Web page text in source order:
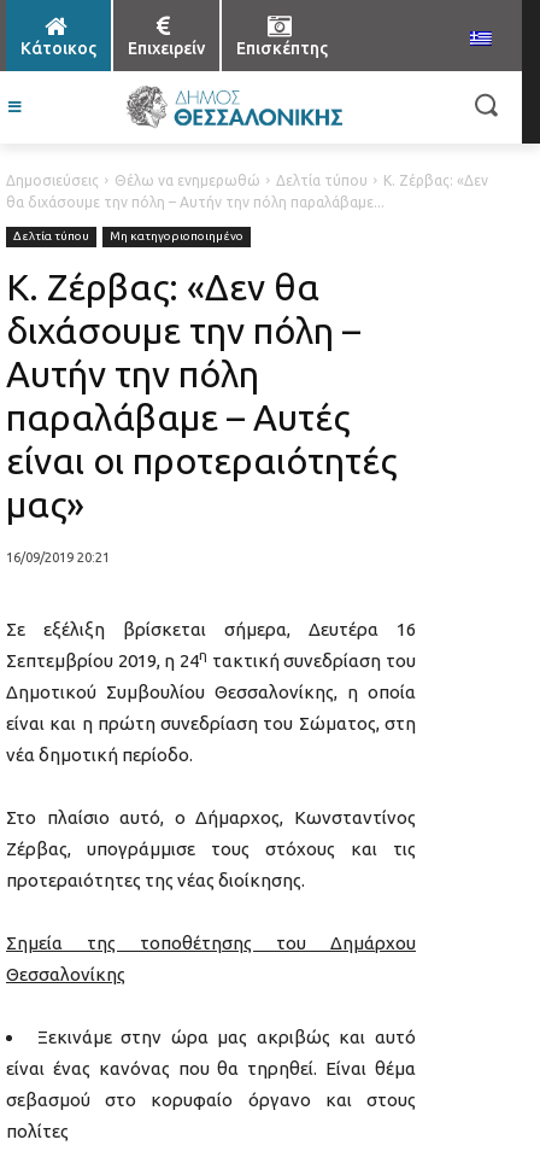
Κάτοικος Επιχειρείν Επισκέπτης
Δημοσιεύσεις Θέλω να ενημερωθώ Δελτία τύπου
Κ. Ζέρβας: «Δεν
θα διχάσουμε την πόλη – Αυτήν την πόλη παραλάβαμε...
Δελτία τύπου Μη κατηγοριοποιημένο
Κ. Ζέρβας: «Δεν θα
διχάσουμε την πόλη –
Αυτήν την πόλη
παραλάβαμε – Αυτές
είναι οι προτεραιότητές
μας»
16/09/2019 20:21
Σε εξέλιξη βρίσκεται σήμερα, Δευτέρα 16
Σεπτεμβρίου 2019, η 24η τακτική συνεδρίαση του
Δημοτικού Συμβουλίου Θεσσαλονίκης, η οποία
είναι και η πρώτη συνεδρίαση του Σώματος, στη
νέα δημοτική περίοδο.
Στο πλαίσιο αυτό, ο Δήμαρχος, Κωνσταντίνος
Ζέρβας, υπογράμμισε τους στόχους και τις
προτεραιότητες της νέας διοίκησης.
Σημεία της τοποθέτησης του Δημάρχου
Θεσσαλονίκης
Ξεκινάμε στην ώρα μας ακριβώς και αυτό
είναι ένας κανόνας που θα τηρηθεί. Είναι θέμα
σεβασμού στο κορυφαίο όργανο και στους
πολίτες